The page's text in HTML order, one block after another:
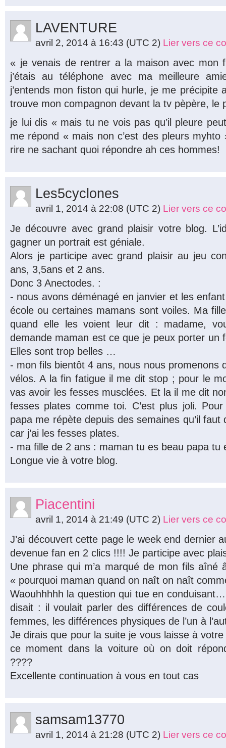
LAVENTURE
avril 2, 2014 à 16:43 (UTC 2) Lier vers ce
« je venais de rentrer a la maison avec mon
j’étais au téléphone avec ma meilleure
j’entends mon fiston qui hurle, je me précipite
trouve mon compagnon devant la tv pèpère, le
je lui dis « mais tu ne vois pas qu’il pleure
me répond « mais non c’est des pleurs myhto
rire ne sachant quoi répondre ah ces hommes!
Les5cyclones
avril 1, 2014 à 22:08 (UTC 2) Lier vers ce
Je découvre avec grand plaisir votre blog.
gagner un portrait est géniale.
Alors je participe avec grand plaisir au jeu
ans, 3,5ans et 2 ans.
Donc 3 Anectodes. :
- nous avons déménagé en janvier et les
école ou certaines mamans sont voiles. Ma
quand elle les voient leur dit : madame,
demande maman est ce que je peux porter un
Elles sont trop belles …
- mon fils bientôt 4 ans, nous nous promenons
vélos. A la fin fatigue il me dit stop ; pour le
vas avoir les fesses musclées. Et la il me dit
fesses plates comme toi. C’est plus joli.
papa me répète depuis des semaines qu’il
car j’ai les fesses plates.
- ma fille de 2 ans : maman tu es beau papa tu
Longue vie à votre blog.
Piacentini
avril 1, 2014 à 21:49 (UTC 2) Lier vers ce
J’ai découvert cette page le week end dernier
devenue fan en 2 clics !!!! Je participe avec
Une phrase qui m’a marqué de mon fils aîné
« pourquoi maman quand on naît on naît
Waouhhhhh la question qui tue en conduisant…
disait : il voulait parler des différences de
femmes, les différences physiques de l’un à
Je dirais que pour la suite je vous laisse à
ce moment dans la voiture où on doit
????
Excellente continuation à vous en tout cas
samsam13770
avril 1, 2014 à 21:28 (UTC 2) Lier vers ce